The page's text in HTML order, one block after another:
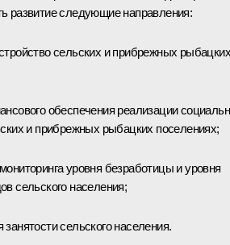
развитие следующие направления:
сельских и прибрежных рыбацких
обеспечения реализации
и прибрежных рыбацких поселениях;
уровня безработицы и уровня
сельского населения;
сельского населения.